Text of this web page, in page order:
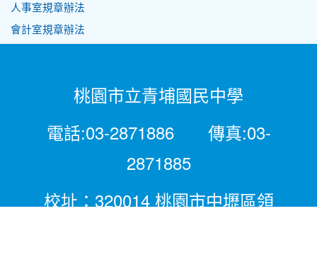
人事室規章辦法
會計室規章辦法
桃園市立青埔國民中學
電話:03-2871886 傳真:03-
2871885
校址：320014 桃園市中壢區領